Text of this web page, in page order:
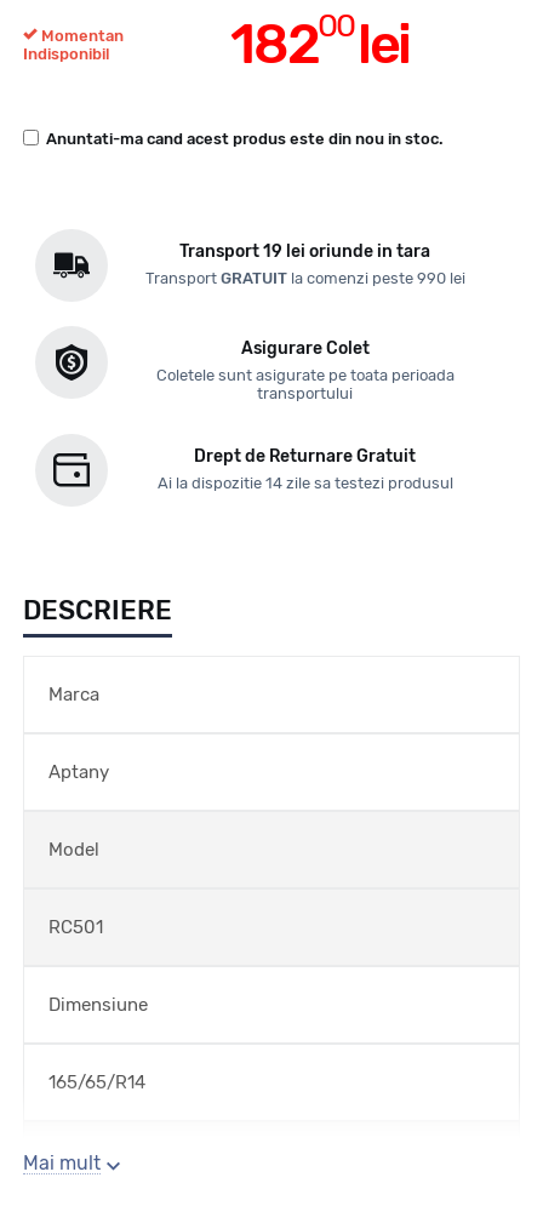
18200lei
Momentan
Indisponibil
Anuntati-ma cand acest produs este din nou in stoc.
Transport 19 lei oriunde in tara
Transport GRATUITla comenzi peste 990 lei
Asigurare Colet
Coletele sunt asigurate pe toata perioada
transportului
Drept de Returnare Gratuit
Ai la dispozitie 14 zile sa testezi produsul
DESCRIERE
Marca
Aptany
Model
RC501
Dimensiune
165/65/R14
Sezon
Mai mult